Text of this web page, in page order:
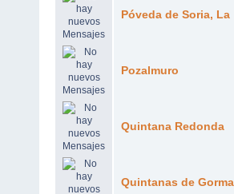
Póveda de Soria, La
Pozalmuro
Quintana Redonda
Quintanas de